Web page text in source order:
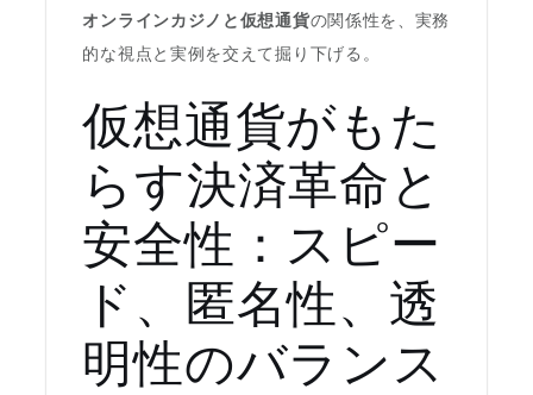
オンラインカジノと仮想通貨の関係性を、実務
的な視点と実例を交えて掘り下げる。
仮想通貨がもた
らす決済革命と
安全性：スピー
ド、匿名性、透
明性のバランス